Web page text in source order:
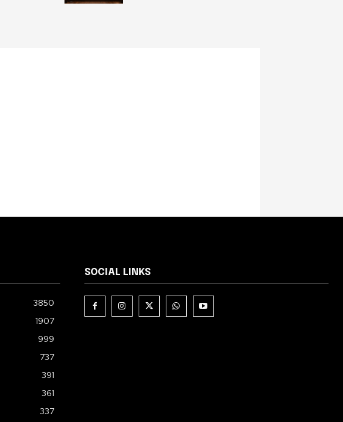
3850
1907
999
737
391
361
337
SOCIAL LINKS